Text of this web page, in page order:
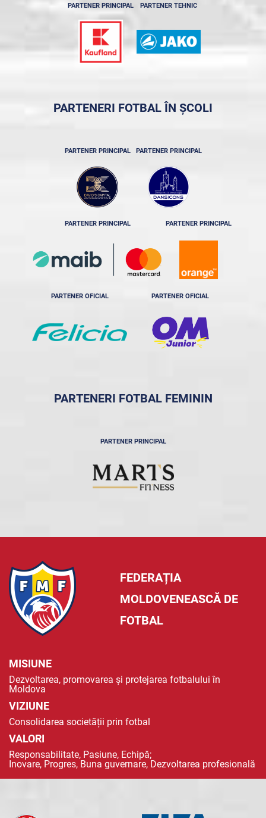
PARTENER PRINCIPAL PARTENER TEHNIC
PARTENERI FOTBAL ÎN ȘCOLI
PARTENER PRINCIPAL PARTENER PRINCIPAL
PARTENER PRINCIPAL PARTENER PRINCIPAL
PARTENER OFICIAL PARTENER OFICIAL
PARTENERI FOTBAL FEMININ
PARTENER PRINCIPAL
FEDERAȚIA
MOLDOVENEASCĂ DE
FOTBAL
MISIUNE
Dezvoltarea, promovarea și protejarea fotbalului în
Moldova
VIZIUNE
Consolidarea societății prin fotbal
VALORI
Responsabilitate, Pasiune, Echipă;
Inovare, Progres, Buna guvernare, Dezvoltarea profesională